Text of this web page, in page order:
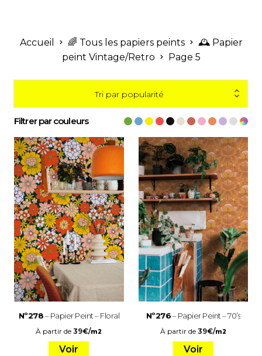
Accueil 🌈 Tous les papiers peints
🕰️ Papier
peint Vintage/Retro
Page 5
Tri par popularité
Filtrer par couleurs
Nº278– Papier Peint – Floral
À partir de39€/m2
Voir
Nº276– Papier Peint – 70’s
À partir de 39€/m2
Voir